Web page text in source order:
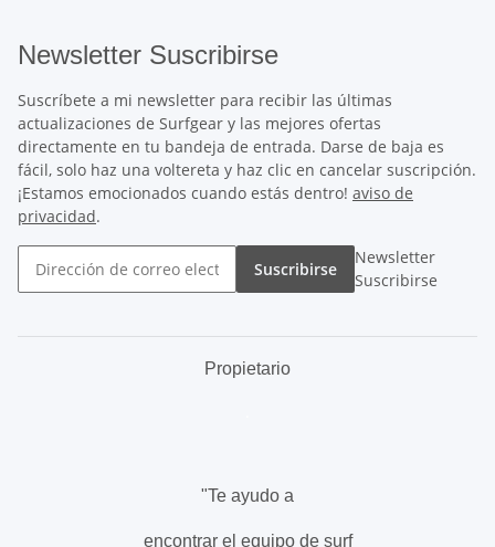
Newsletter Suscribirse
Suscríbete a mi newsletter para recibir las últimas
actualizaciones de Surfgear y las mejores ofertas
directamente en tu bandeja de entrada. Darse de baja es
fácil, solo haz una voltereta y haz clic en cancelar suscripción.
¡Estamos emocionados cuando estás dentro! aviso de
privacidad.
Suscribirse
Newsletter
Suscribirse
Propietario
"Te ayudo a
encontrar el equipo de surf